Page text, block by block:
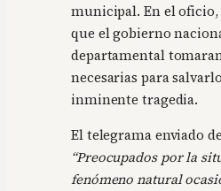
municipal. En el
que el gobierno
departamental
necesarias para
inminente tragedia.
El telegrama enviado
“Preocupados por la
fenómeno natural